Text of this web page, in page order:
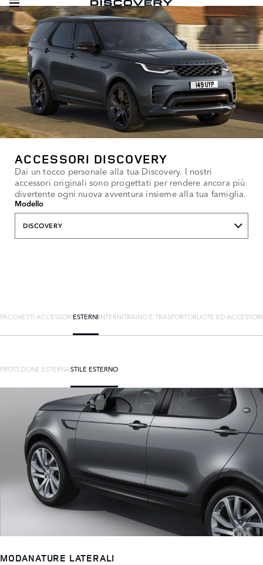
ACCESSORI DISCOVERY
Dai un tocco personale alla tua Discovery. I nostri
accessori originali sono progettati per rendere ancora più
divertente ogni nuova avventura insieme alla tua famiglia.
Modello
DISCOVERY
PACCHETTI ACCESSORIESTERNIINTERNITRAINO E TRASPORTORUOTE ED ACCESSORI
PROTEZIONE ESTERNASTILE ESTERNO
MODANATURE LATERALI